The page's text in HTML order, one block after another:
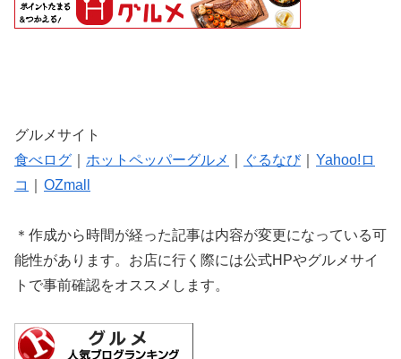
グルメサイト
食べログ
ホットペッパーグルメ ぐるなび｜ Yahoo!ロ
コ
OZmall
＊作成から時間が経った記事は内容が変更になっている可
能性があります。お店に行く際には公式HPやグルメサイ
トで事前確認をオススメします。